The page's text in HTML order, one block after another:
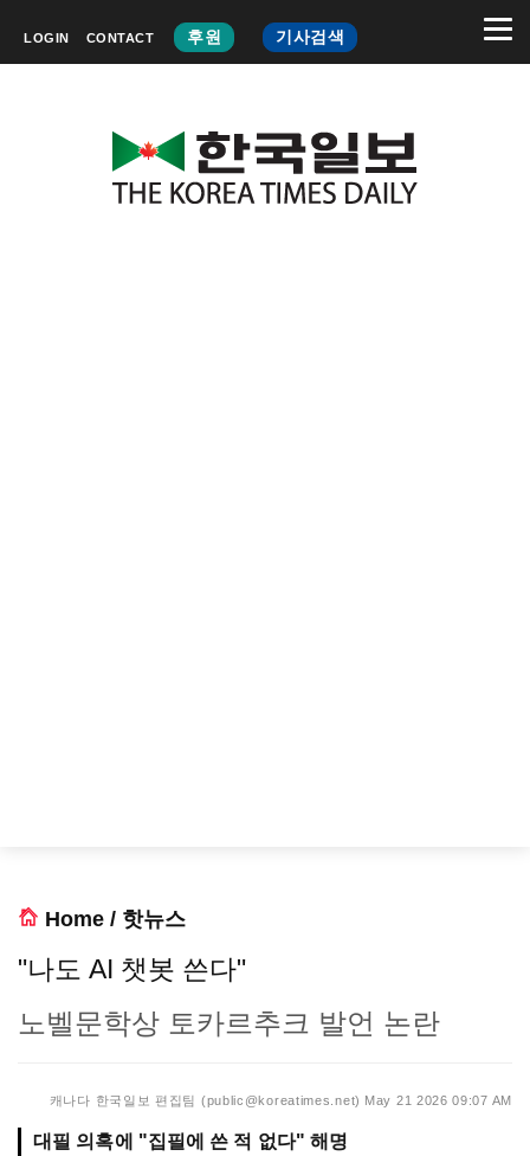
LOGIN CONTACT 후원 기사검색
Home / 핫뉴스
"나도 AI 챗봇 쓴다"
노벨문학상 토카르추크 발언 논란
캐나다 한국일보 편집팀 (public@koreatimes.net) May 21 2026 09:07 AM
대필 의혹에 "집필에 쓴 적 없다" 해명